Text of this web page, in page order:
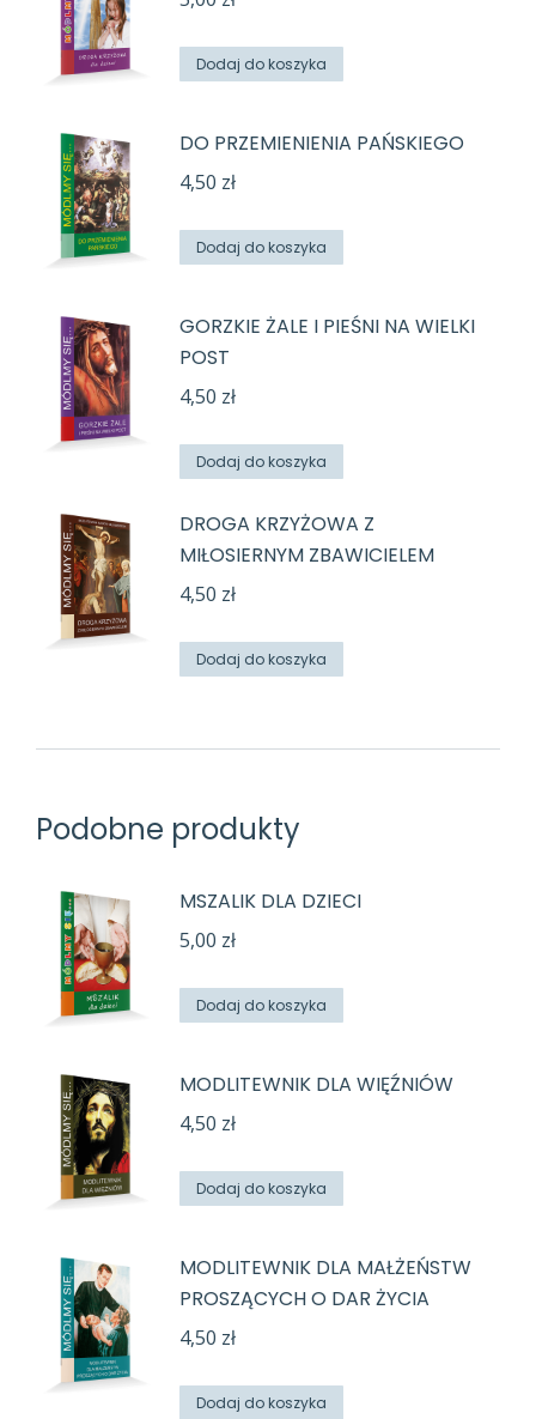
Dodaj do koszyka
DO PRZEMIENIENIA PAŃSKIEGO
4,50 zł
Dodaj do koszyka
GORZKIE ŻALE I PIEŚNI NA WIELKI
POST
4,50 zł
Dodaj do koszyka
DROGA KRZYŻOWA Z
MIŁOSIERNYM ZBAWICIELEM
4,50 zł
Dodaj do koszyka
Podobne produkty
MSZALIK DLA DZIECI
5,00 zł
Dodaj do koszyka
MODLITEWNIK DLA WIĘŹNIÓW
4,50 zł
Dodaj do koszyka
MODLITEWNIK DLA MAŁŻEŃSTW
PROSZĄCYCH O DAR ŻYCIA
4,50 zł
Dodaj do koszyka